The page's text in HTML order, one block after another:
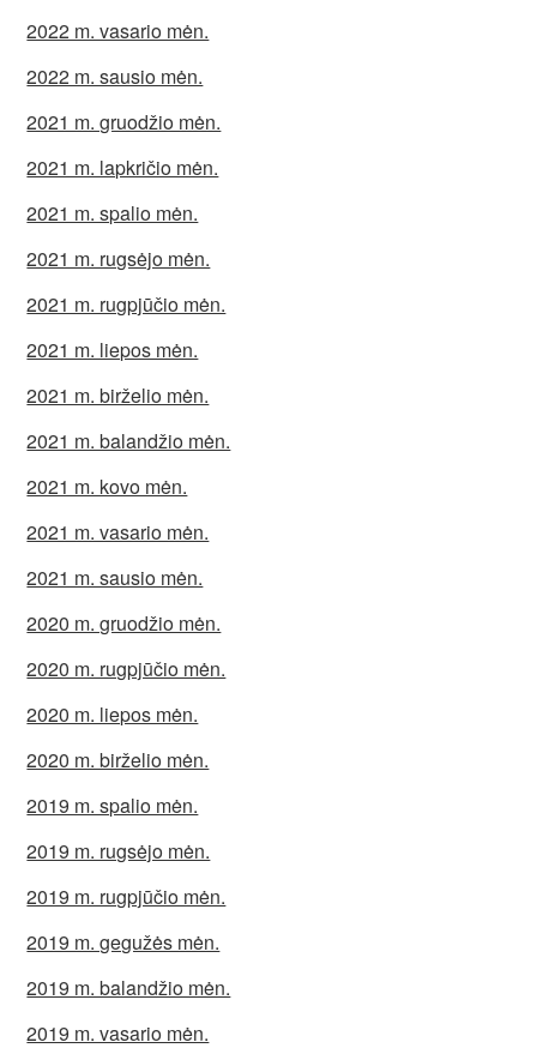
2022 m. vasario mėn.
2022 m. sausio mėn.
2021 m. gruodžio mėn.
2021 m. lapkričio mėn.
2021 m. spalio mėn.
2021 m. rugsėjo mėn.
2021 m. rugpjūčio mėn.
2021 m. liepos mėn.
2021 m. birželio mėn.
2021 m. balandžio mėn.
2021 m. kovo mėn.
2021 m. vasario mėn.
2021 m. sausio mėn.
2020 m. gruodžio mėn.
2020 m. rugpjūčio mėn.
2020 m. liepos mėn.
2020 m. birželio mėn.
2019 m. spalio mėn.
2019 m. rugsėjo mėn.
2019 m. rugpjūčio mėn.
2019 m. gegužės mėn.
2019 m. balandžio mėn.
2019 m. vasario mėn.